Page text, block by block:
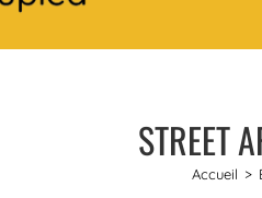
STREET
Accueil >